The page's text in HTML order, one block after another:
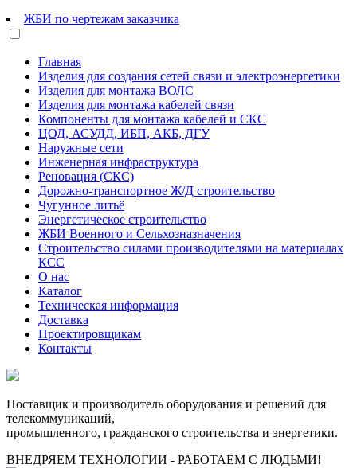
ЖБИ по чертежам заказчика
Главная
Изделия для создания сетей связи и электроэнергетики
Изделия для монтажа ВОЛС
Изделия для монтажа кабелей связи
Компоненты для монтажа кабелей и СКС
ЦОД, АСУДД, ИБП, АКБ, ДГУ
Наружные сети
Инженерная инфраструктура
Реновация (СКС)
Дорожно-транспортное Ж/Д строительство
Чугунное литьё
Энергетическое строительство
ЖБИ Военного и Сельхозназначения
Строительство силами производителями на материалах
КСС
О нас
Каталог
Техническая информация
Доставка
Проектировщикам
Контакты
Поставщик и производитель оборудования и решений для
телекоммуникаций,
промышленного, гражданского строительства и энергетики.
ВНЕДРЯЕМ ТЕХНОЛОГИИ - РАБОТАЕМ С ЛЮДЬМИ!